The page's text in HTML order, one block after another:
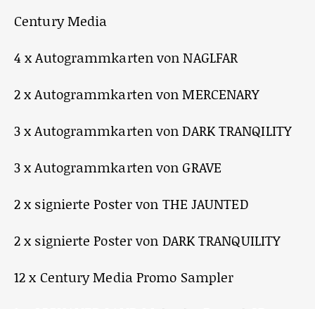
Century Media
4 x Autogrammkarten von NAGLFAR
2 x Autogrammkarten von MERCENARY
3 x Autogrammkarten von DARK TRANQILITY
3 x Autogrammkarten von GRAVE
2 x signierte Poster von THE JAUNTED
2 x signierte Poster von DARK TRANQUILITY
12 x Century Media Promo Sampler